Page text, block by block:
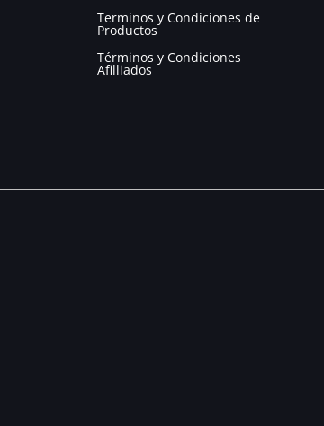
Terminos y Condiciones de
Productos
Términos y Condiciones
Afilliados